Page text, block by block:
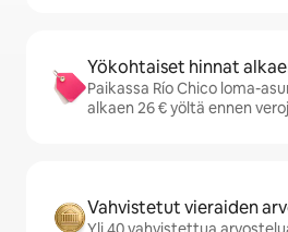
Yökohtaiset hinnat
Paikassa Río Chico loma-
alkaen 26 € yöltä ennen
Vahvistetut vieraiden